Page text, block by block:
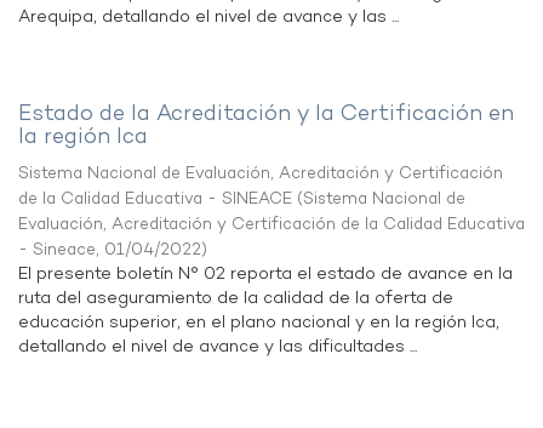
Arequipa, detallando el nivel de avance y las ...
Estado de la Acreditación y la Certificación en
la región Ica
Sistema Nacional de Evaluación, Acreditación y Certificación
de la Calidad Educativa - SINEACE (Sistema Nacional de
Evaluación, Acreditación y Certificación de la Calidad Educativa
- Sineace, 01/04/2022)
El presente boletín N° 02 reporta el estado de avance en la
ruta del aseguramiento de la calidad de la oferta de
educación superior, en el plano nacional y en la región Ica,
detallando el nivel de avance y las dificultades ...